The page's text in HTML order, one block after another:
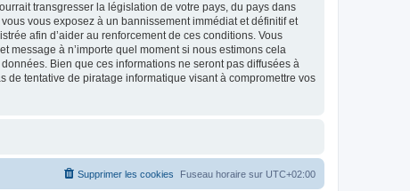
transgresser la législation de votre pays, du pays dans
vous exposez à un bannissement immédiat et définitif et
afin d’aider au renforcement de ces conditions. Vous
message à n’importe quel moment si nous estimons cela
Bien que ces informations ne seront pas diffusées à
de tentative de piratage informatique visant à compromettre vos
Fuseau horaire sur UTC+02:00
Supprimer les cookies